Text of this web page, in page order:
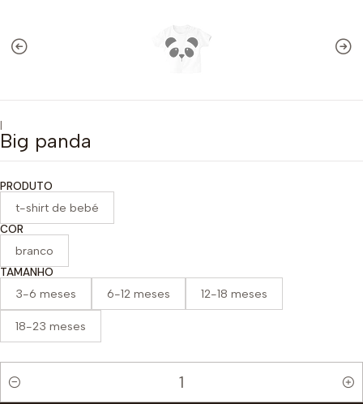
|
Big panda
PRODUTO
t-shirt de bebé
COR
branco
TAMANHO
3-6 meses 6-12 meses 12-18 meses
18-23 meses
Quantidade